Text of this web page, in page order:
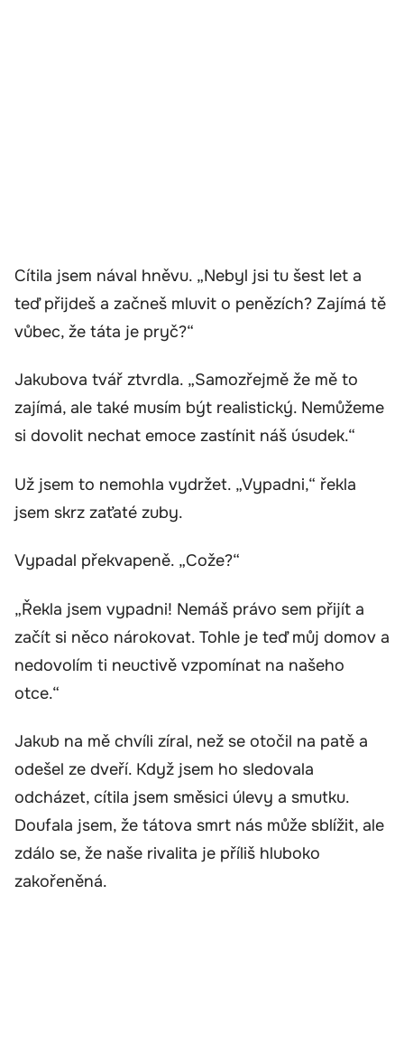
Cítila jsem nával hněvu. „Nebyl jsi tu šest let a
teď přijdeš a začneš mluvit o penězích? Zajímá tě
vůbec, že táta je pryč?“
Jakubova tvář ztvrdla. „Samozřejmě že mě to
zajímá, ale také musím být realistický. Nemůžeme
si dovolit nechat emoce zastínit náš úsudek.“
Už jsem to nemohla vydržet. „Vypadni,“ řekla
jsem skrz zaťaté zuby.
Vypadal překvapeně. „Cože?“
„Řekla jsem vypadni! Nemáš právo sem přijít a
začít si něco nárokovat. Tohle je teď můj domov a
nedovolím ti neuctivě vzpomínat na našeho
otce.“
Jakub na mě chvíli zíral, než se otočil na patě a
odešel ze dveří. Když jsem ho sledovala
odcházet, cítila jsem směsici úlevy a smutku.
Doufala jsem, že tátova smrt nás může sblížit, ale
zdálo se, že naše rivalita je příliš hluboko
zakořeněná.